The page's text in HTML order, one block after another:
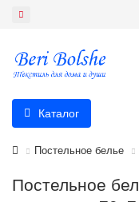
Каталог
Постельное белье
Постельное